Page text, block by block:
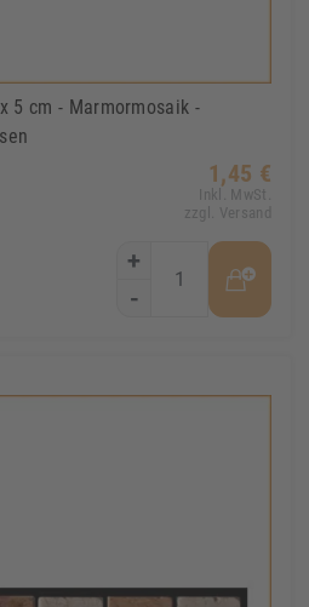
5 cm - Marmormosaik -
1,45 €
Inkl. MwSt.
zzgl. Versand
+
-